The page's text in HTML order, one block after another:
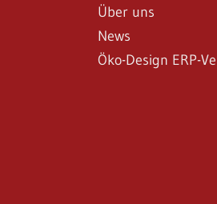
Über uns
News
Öko-Design ERP-